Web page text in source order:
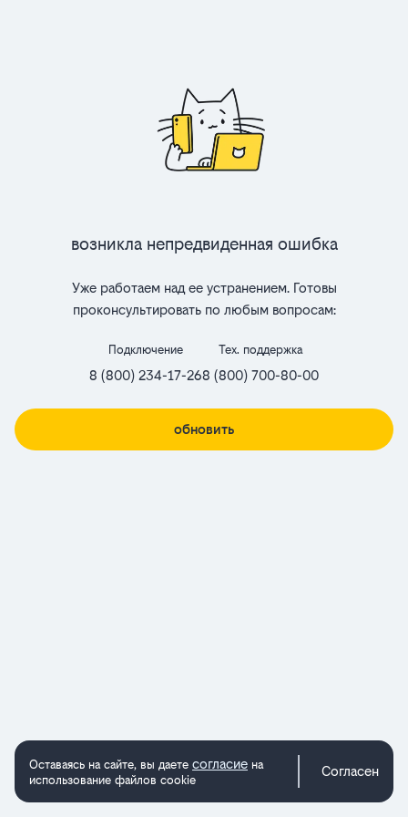
Возникла непредвиденная ошибка
Уже работаем над ее устранением. Готовы
проконсультировать по любым вопросам:
Подключение
8 (800) 234-17-26
Тех. поддержка
8 (800) 700-80-00
обновить
Оставаясь на сайте, вы даете согласие на
использование файлов cookie
Согласен